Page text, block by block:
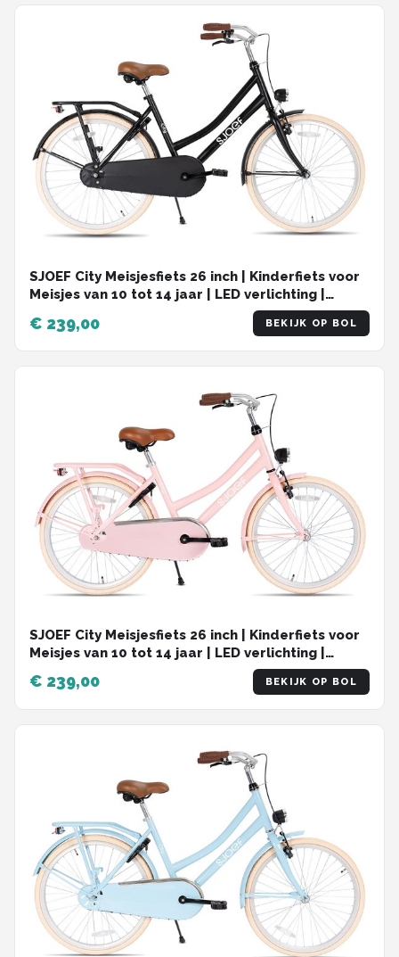
SJOEF City Meisjesfiets 26 inch | Kinderfiets voor
Meisjes van 10 tot 14 jaar | LED verlichting |
Inclusief Slot | Omafiets 26 inch | Mat Zwart
€ 239,00 BEKIJK OP BOL
SJOEF City Meisjesfiets 26 inch | Kinderfiets voor
Meisjes van 10 tot 14 jaar | LED verlichting |
Inclusief Slot | Omafiets 26 inch |Roze
€ 239,00 BEKIJK OP BOL